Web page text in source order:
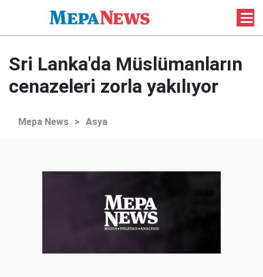
Sri Lanka'da Müslümanların
cenazeleri zorla yakılıyor
Mepa News > Asya